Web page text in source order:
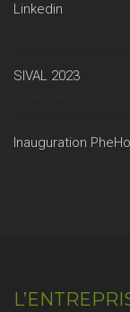
Linkedin
SIVAL 2023
Inauguration